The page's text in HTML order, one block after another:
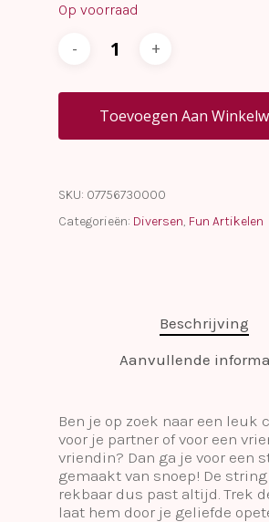
Op voorraad
Toevoegen Aan
SKU: 07756730000
Categorieën: Diversen, Fun Artikelen
Beschrijving
Aanvullende
Ben je op zoek naar een leuk
voor je partner of voor een
vriendin? Dan ga je voor een
gemaakt van snoep! De
rekbaar dus past altijd. Trek
laat hem door je geliefde